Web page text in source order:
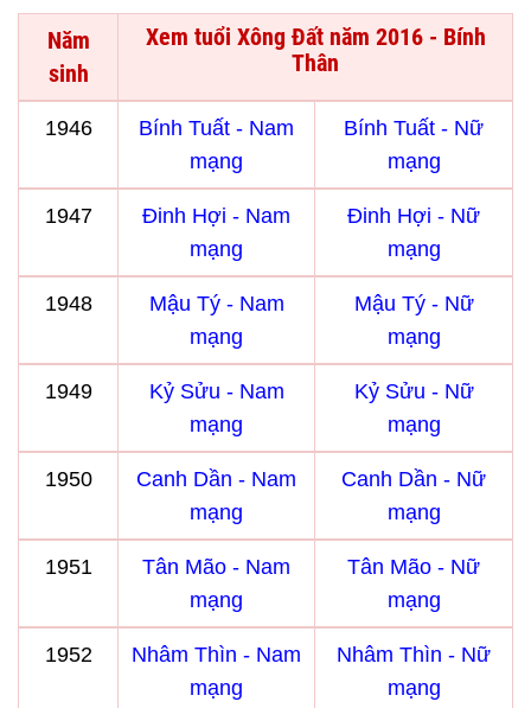
Năm
sinh
Xem tuổi Xông Đất năm 2016 - Bính
Thân
1946
Bính Tuất - Nam
mạng
Bính Tuất - Nữ
mạng
1947
Đinh Hợi - Nam
mạng
Đinh Hợi - Nữ
mạng
1948
Mậu Tý - Nam
mạng
Mậu Tý - Nữ
mạng
1949
Kỷ Sửu - Nam
mạng
Kỷ Sửu - Nữ
mạng
1950
Canh Dần - Nam
mạng
Canh Dần - Nữ
mạng
1951
Tân Mão - Nam
mạng
Tân Mão - Nữ
mạng
1952
Nhâm Thìn - Nam
mạng
Nhâm Thìn - Nữ
mạng